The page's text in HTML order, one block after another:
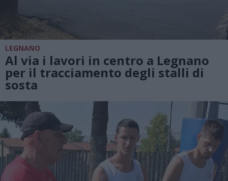
LEGNANO
Al via i lavori in centro a Legnano
per il tracciamento degli stalli di
sosta